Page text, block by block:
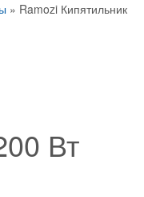
» Ramozi Кипятильник
Вт